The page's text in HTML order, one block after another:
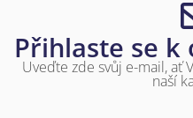
Přihlaste se
Uveďte zde svůj e-mail, ať
naší